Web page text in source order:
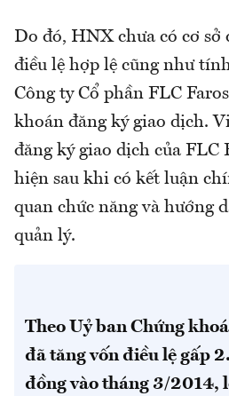
Do đó, HNX chưa có cơ sở
điều lệ hợp lệ cũng như
Công ty Cổ phần FLC
khoán đăng ký giao dịch.
đăng ký giao dịch của FLC
hiện sau khi có kết luận
quan chức năng và hướng
quản lý.
Theo Uỷ ban Chứng
đã tăng vốn điều lệ gấp
đồng vào tháng 3/2014,